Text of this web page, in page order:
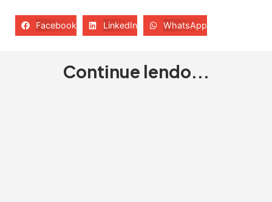
Facebook LinkedIn WhatsApp
Continue lendo...